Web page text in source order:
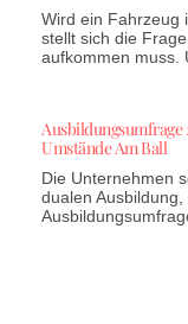
Wird ein Fahrzeug
stellt sich die
aufkommen muss.
Ausbildungsumfrage
Umstände Am Ball
Die Unternehmen
dualen